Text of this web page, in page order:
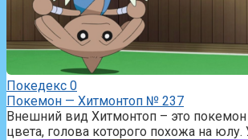
Покедекс 0
Покемон — Хитмонтоп № 237
Внешний вид Хитмонтоп – это покемон
цвета, голова которого похожа на юлу.